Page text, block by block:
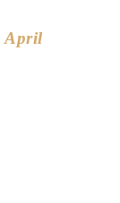
April